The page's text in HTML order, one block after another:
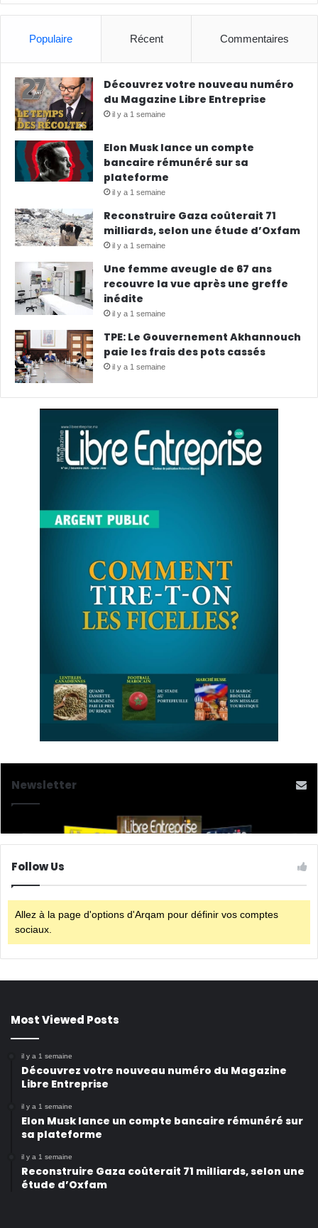
Populaire Récent Commentaires
Découvrez votre nouveau numéro
du Magazine Libre Entreprise
il y a 1 semaine
Elon Musk lance un compte
bancaire rémunéré sur sa
plateforme
il y a 1 semaine
Reconstruire Gaza coûterait 71
milliards, selon une étude d’Oxfam
il y a 1 semaine
Une femme aveugle de 67 ans
recouvre la vue après une greffe
inédite
il y a 1 semaine
TPE: Le Gouvernement Akhannouch
paie les frais des pots cassés
il y a 1 semaine
Newsletter
Follow Us
Allez à la page d'options d'Arqam pour définir vos comptes
sociaux.
Most Viewed Posts
il y a 1 semaine
Découvrez votre nouveau numéro du Magazine
Libre Entreprise
il y a 1 semaine
Elon Musk lance un compte bancaire rémunéré sur
sa plateforme
il y a 1 semaine
Reconstruire Gaza coûterait 71 milliards, selon une
étude d’Oxfam